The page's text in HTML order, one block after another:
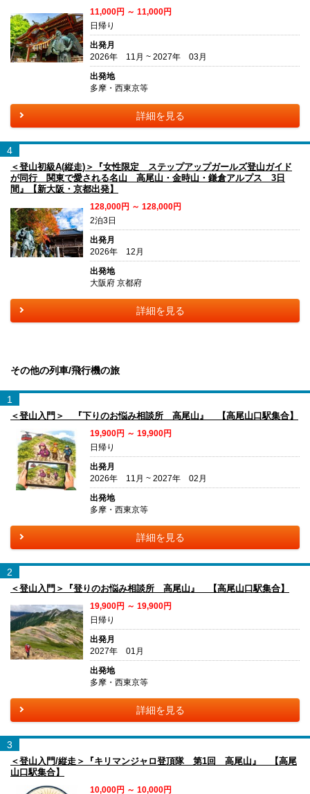
11,000円 ～ 11,000円
日帰り
出発月
2026年 11月 ~ 2027年 03月
出発地
多摩・西東京等
詳細を見る
4
＜登山初級A(縦走)＞『女性限定 ステップアップガールズ登山ガイド
が同行 関東で愛される名山 高尾山・金時山・鎌倉アルプス 3日
間』【新大阪・京都出発】
128,000円 ～ 128,000円
2泊3日
出発月
2026年 12月
出発地
大阪府 京都府
詳細を見る
その他の列車/飛行機の旅
1
＜登山入門＞ 『下りのお悩み相談所 高尾山』 【高尾山口駅集合】
19,900円 ～ 19,900円
日帰り
出発月
2026年 11月 ~ 2027年 02月
出発地
多摩・西東京等
詳細を見る
2
＜登山入門＞『登りのお悩み相談所 高尾山』 【高尾山口駅集合】
19,900円 ～ 19,900円
日帰り
出発月
2027年 01月
出発地
多摩・西東京等
詳細を見る
3
＜登山入門/縦走＞『キリマンジャロ登頂隊 第1回 高尾山』 【高尾
山口駅集合】
10,000円 ～ 10,000円